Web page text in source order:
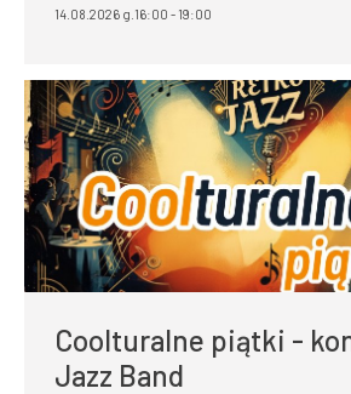
14.08.2026 g.16:00 - 19:00
Coolturalne piątki -
Jazz Band